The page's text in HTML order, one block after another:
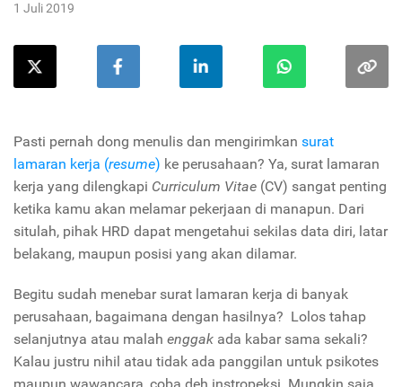
1 Juli 2019
Pasti pernah dong menulis dan mengirimkan surat
lamaran kerja (resume) ke perusahaan? Ya, surat lamaran
kerja yang dilengkapi Curriculum Vitae (CV) sangat penting
ketika kamu akan melamar pekerjaan di manapun. Dari
situlah, pihak HRD dapat mengetahui sekilas data diri, latar
belakang, maupun posisi yang akan dilamar.
Begitu sudah menebar surat lamaran kerja di banyak
perusahaan, bagaimana dengan hasilnya? Lolos tahap
selanjutnya atau malah enggak ada kabar sama sekali?
Kalau justru nihil atau tidak ada panggilan untuk psikotes